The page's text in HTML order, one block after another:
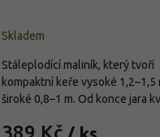
Skladem
Stáleplodící maliník, který tvoří
kompaktní keře vysoké 1,2–1,5
široké 0,8–1 m. Od konce jara
velké červené až tmavě